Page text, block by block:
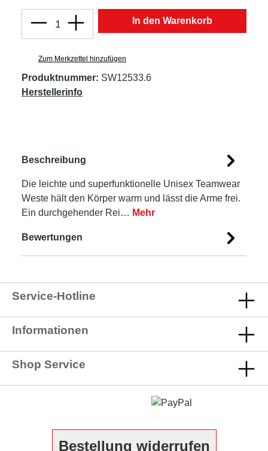
Produkt Anzahl: Gib den gewünschten
In den Warenkorb
Zum Merkzettel hinzufügen
Produktnummer: SW12533.6
Herstellerinfo
Beschreibung
Die leichte und superfunktionelle Unisex Teamwear
Weste hält den Körper warm und lässt die Arme frei.
Ein durchgehender Rei… Mehr
Bewertungen
Service-Hotline
Informationen
Shop Service
Bestellung widerrufen